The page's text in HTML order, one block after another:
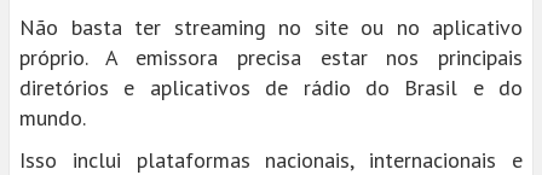
Não basta ter streaming no site ou no aplicativo
próprio. A emissora precisa estar nos principais
diretórios e aplicativos de rádio do Brasil e do
mundo.
Isso inclui plataformas nacionais, internacionais e